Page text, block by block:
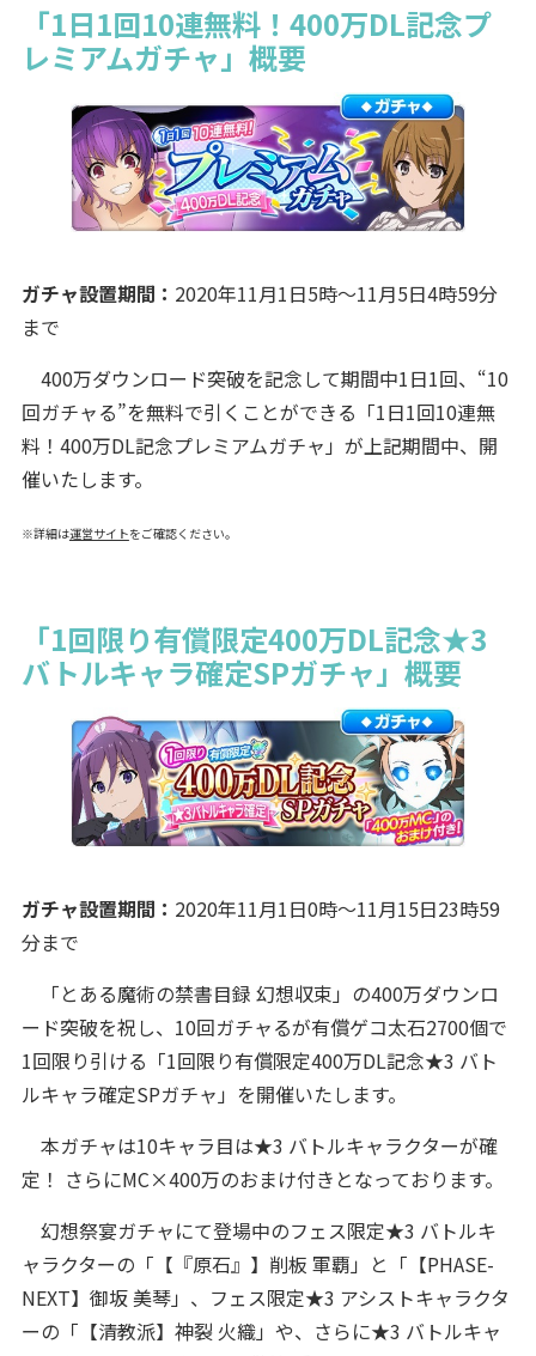
「1日1回10連無料！400万DL記念プ
レミアムガチャ」概要
ガチャ設置期間： 2020年11月1日5時～11月5日4時59分
まで
400万ダウンロード突破を記念して期間中1日1回、“10
回ガチャる”を無料で引くことができる「1日1回10連無
料！400万DL記念プレミアムガチャ」が上記期間中、開
催いたします。
※詳細は運営サイトをご確認ください。
「1回限り有償限定400万DL記念★3
バトルキャラ確定SPガチャ」概要
ガチャ設置期間： 2020年11月1日0時～11月15日23時59
分まで
「とある魔術の禁書目録 幻想収束」の400万ダウンロ
ード突破を祝し、10回ガチャるが有償ゲコ太石2700個で
1回限り引ける「1回限り有償限定400万DL記念★3 バト
ルキャラ確定SPガチャ」を開催いたします。
本ガチャは10キャラ目は★3 バトルキャラクターが確
定！ さらにMC×400万のおまけ付きとなっております。
幻想祭宴ガチャにて登場中のフェス限定★3 バトルキ
ャラクターの「【『原石』】削板 軍覇」と「【PHASE-
NEXT】御坂 美琴」、フェス限定★3 アシストキャラクタ
ーの「【清教派】神裂 火織」や、さらに★3 バトルキャ